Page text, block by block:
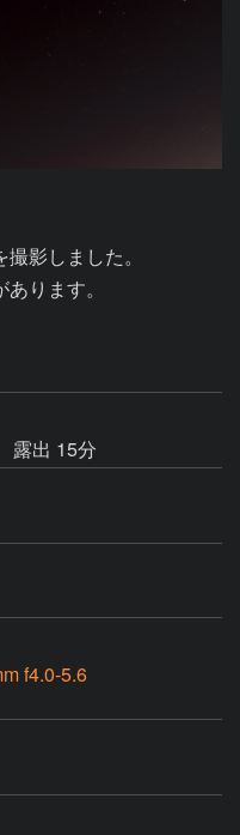
影しました。
ります。
露出 15分
f4.0-5.6